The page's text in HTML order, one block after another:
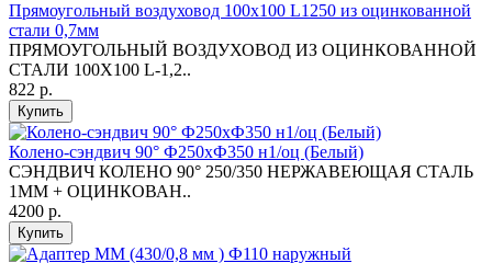
Прямоугольный воздуховод 100х100 L1250 из оцинкованной
стали 0,7мм
ПРЯМОУГОЛЬНЫЙ ВОЗДУХОВОД ИЗ ОЦИНКОВАННОЙ
СТАЛИ 100Х100 L-1,2..
822 р.
Купить
Колено-сэндвич 90° Ф250хФ350 н1/оц (Белый)
СЭНДВИЧ КОЛЕНО 90° 250/350 НЕРЖАВЕЮЩАЯ СТАЛЬ
1ММ + ОЦИНКОВАН..
4200 р.
Купить